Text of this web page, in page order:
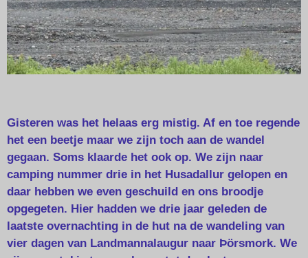
Gisteren was het helaas erg mistig. Af en toe regende
het een beetje maar we zijn toch aan de wandel
gegaan. Soms klaarde het ook op. We zijn naar
camping nummer drie in het Husadallur gelopen en
daar hebben we even geschuild en ons broodje
opgegeten. Hier hadden we drie jaar geleden de
laatste overnachting in de hut na de wandeling van
vier dagen van Landmannalaugur naar Þörsmork. We